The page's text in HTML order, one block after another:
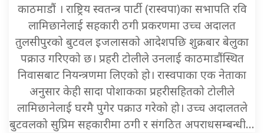
काठमाडौं । राष्ट्रिय स्वतन्त्र पार्टी (रास्वपा)का सभापति रवि
लामिछानेलाई सहकारी ठगी प्रकरणमा उच्च अदालत
तुलसीपुरको बुटवल इजलासको आदेशपछि शुक्रबार बेलुका
पक्राउ गरिएको छ। प्रहरी टोलीले उनलाई काठमाडौंस्थित
निवासबाट नियन्त्रणमा लिएको हो। रास्वपाका एक नेताका
अनुसार केही सादा पोशाकका प्रहरीसहितको टोलीले
लामिछानेलाई घरमै पुगेर पक्राउ गरेको हो। उच्च अदालतले
बुटवलको सुप्रिम सहकारीमा ठगी र संगठित अपराधसम्बन्धी…